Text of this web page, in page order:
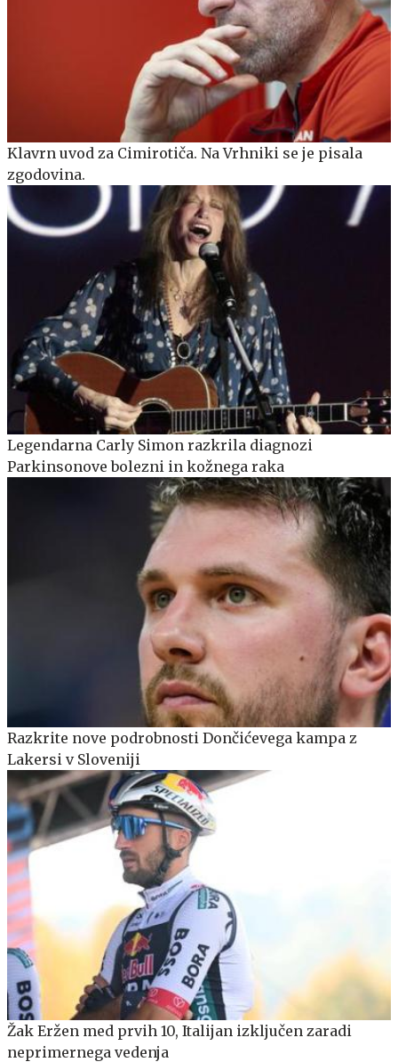
Klavrn uvod za Cimirotiča. Na Vrhniki se je pisala
zgodovina.
Legendarna Carly Simon razkrila diagnozi
Parkinsonove bolezni in kožnega raka
Razkrite nove podrobnosti Dončićevega kampa z
Lakersi v Sloveniji
Žak Eržen med prvih 10, Italijan izključen zaradi
neprimernega vedenja